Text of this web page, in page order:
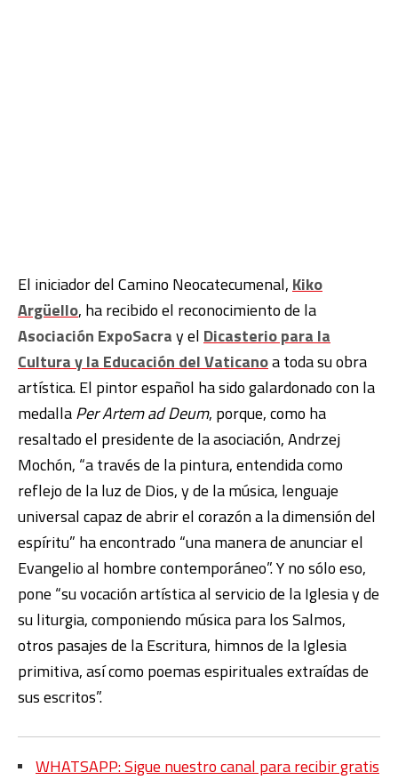
El iniciador del Camino Neocatecumenal, Kiko
Argüello, ha recibido el reconocimiento de la
Asociación ExpoSacray el Dicasterio para la
Cultura y la Educación del Vaticanoa toda su obra
artística. El pintor español ha sido galardonado con la
medallaPer Artem ad Deum, porque, como ha
resaltado el presidente de la asociación, Andrzej
Mochón, “a través de la pintura, entendida como
reflejo de la luz de Dios, y de la música, lenguaje
universal capaz de abrir el corazón a la dimensión del
espíritu” ha encontrado “una manera de anunciar el
Evangelio al hombre contemporáneo”. Y no sólo eso,
pone “su vocación artística al servicio de la Iglesia y de
su liturgia, componiendo música para los Salmos,
otros pasajes de la Escritura, himnos de la Iglesia
primitiva, así como poemas espirituales extraídas de
sus escritos”.
WHATSAPP: Sigue nuestro canal para recibir gratis